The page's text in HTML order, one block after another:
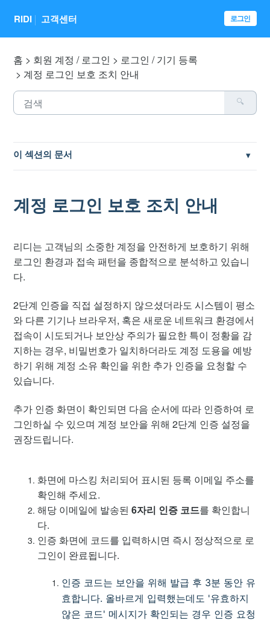
RIDI 고객센터 로그인
홈 회원 계정 / 로그인
로그인 / 기기 등록
계정 로그인 보호 조치 안내
이 섹션의 문서
기기 대체하기 실패로 로그인 불가 문제
SNS 회원가입 및 로그인 방법
SNS 연동 및 해지 방법
[셀렉트] 기기 동시 이용 가능 여부
계정 로그인 보호 조치 안내
계정 로그인 보호 조치 안내
리디는 고객님의 소중한 계정을 안전하게 보호하기 위해
로그인 환경과 접속 패턴을 종합적으로 분석하고 있습니
다.
2단계 인증을 직접 설정하지 않으셨더라도 시스템이 평소
와 다른 기기나 브라우저, 혹은 새로운 네트워크 환경에서
접속이 시도되거나 보안상 주의가 필요한 특이 정황을 감
지하는 경우, 비밀번호가 일치하더라도 계정 도용을 예방
하기 위해 계정 소유 확인을 위한 추가 인증을 요청할 수
있습니다.
추가 인증 화면이 확인되면 다음 순서에 따라 인증하여 로
그인하실 수 있으며 계정 보안을 위해 2단계 인증 설정을
권장드립니다.
화면에 마스킹 처리되어 표시된 등록 이메일 주소를
확인해 주세요.
해당 이메일에 발송된6자리 인증 코드를 확인합니
다.
인증 화면에 코드를 입력하시면 즉시 정상적으로 로
그인이 완료됩니다.
인증 코드는 보안을 위해 발급 후 3분 동안 유
효합니다. 올바르게 입력했는데도 '유효하지
않은 코드' 메시지가 확인되는 경우 인증 요청